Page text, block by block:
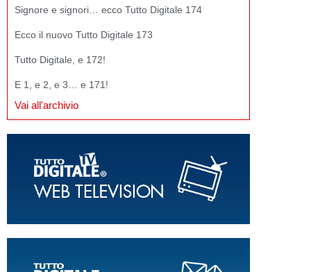
Signore e signori… ecco Tutto Digitale 174
Ecco il nuovo Tutto Digitale 173
Tutto Digitale, e 172!
E 1, e 2, e 3… e 171!
Vai all'archivio